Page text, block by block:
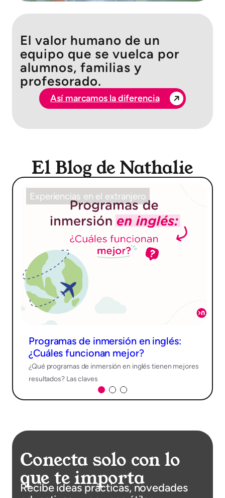
El valor humano de un
equipo que se vuelca por
alumnos, familias y
profesorado.
Así marcamos la diferencia
El Blog de Nathalie
Experiencias en el extranjero
Programas de inmersión en inglés:
¿Cuáles funcionan mejor?
¿Qué programas de inmersión en inglés tienen mejores
resultados? Las claves
Conecta solo con lo
que te importa
Recibe ideas prácticas, novedades